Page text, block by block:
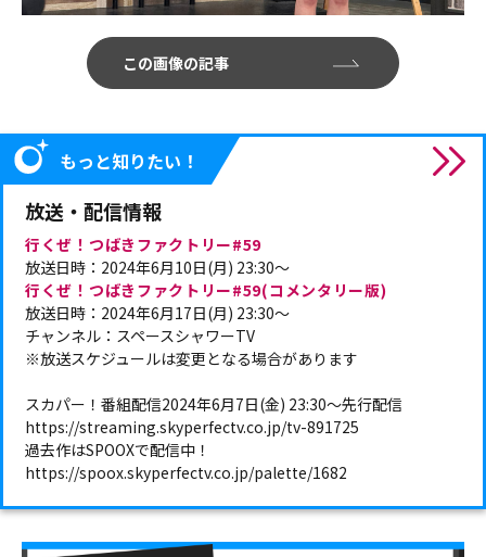
この画像の記事
もっと知りたい！
放送・配信情報
行くぜ！つばきファクトリー#59
放送日時：2024年6月10日(月) 23:30～
行くぜ！つばきファクトリー#59(コメンタリー版)
放送日時：2024年6月17日(月) 23:30～
チャンネル：スペースシャワーTV
※放送スケジュールは変更となる場合があります
スカパー！番組配信2024年6月7日(金) 23:30～先行配信
https://streaming.skyperfectv.co.jp/tv-891725
過去作はSPOOXで配信中！
https://spoox.skyperfectv.co.jp/palette/1682